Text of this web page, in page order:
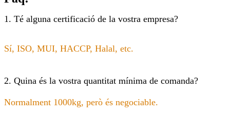
1. Té alguna certificació de la vostra empresa?
Sí, ISO, MUI, HACCP, Halal, etc.
2. Quina és la vostra quantitat mínima de comanda?
Normalment 1000kg, però és negociable.